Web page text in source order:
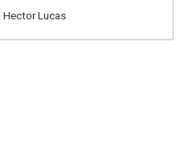
Hector Lucas